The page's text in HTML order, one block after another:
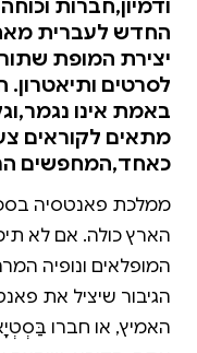
ודמיון,חברות
החדש לעברית
לסרטים
באמת אינו
מתאים לקוראים
כאחד,המחפשים
ממלכת פאנטסיה
הארץ כולה. אם לא
המופלאים ונופיה
הגיבור שיציל את
האמיץ, או חברו